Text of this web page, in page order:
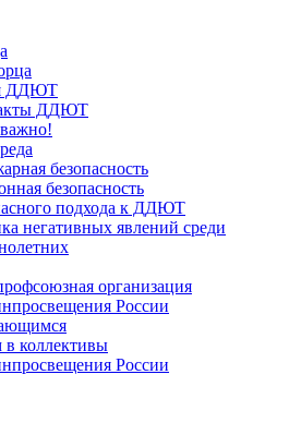
ДДЮТ
ДДЮТ
безопасность
безопасность
подхода к ДДЮТ
негативных явлений среди
организация
России
коллективы
России